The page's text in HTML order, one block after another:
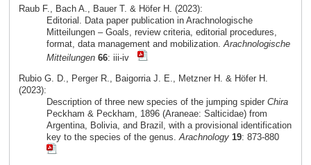
Raub F., Bach A., Bauer T. & Höfer H. (2023):
Editorial. Data paper publication in Arachnologische
Mitteilungen – Goals, review criteria, editorial procedures,
format, data management and mobilization.Arachnologische
Mitteilungen 66: iii-iv
Rubio G. D., Perger R., Baigorria J. E., Metzner H. & Höfer H.
(2023):
Description of three new species of the jumping spider Chira
Peckham & Peckham, 1896 (Araneae: Salticidae) from
Argentina, Bolivia, and Brazil, with a provisional identification
key to the species of the genus. Arachnology 19: 873-880